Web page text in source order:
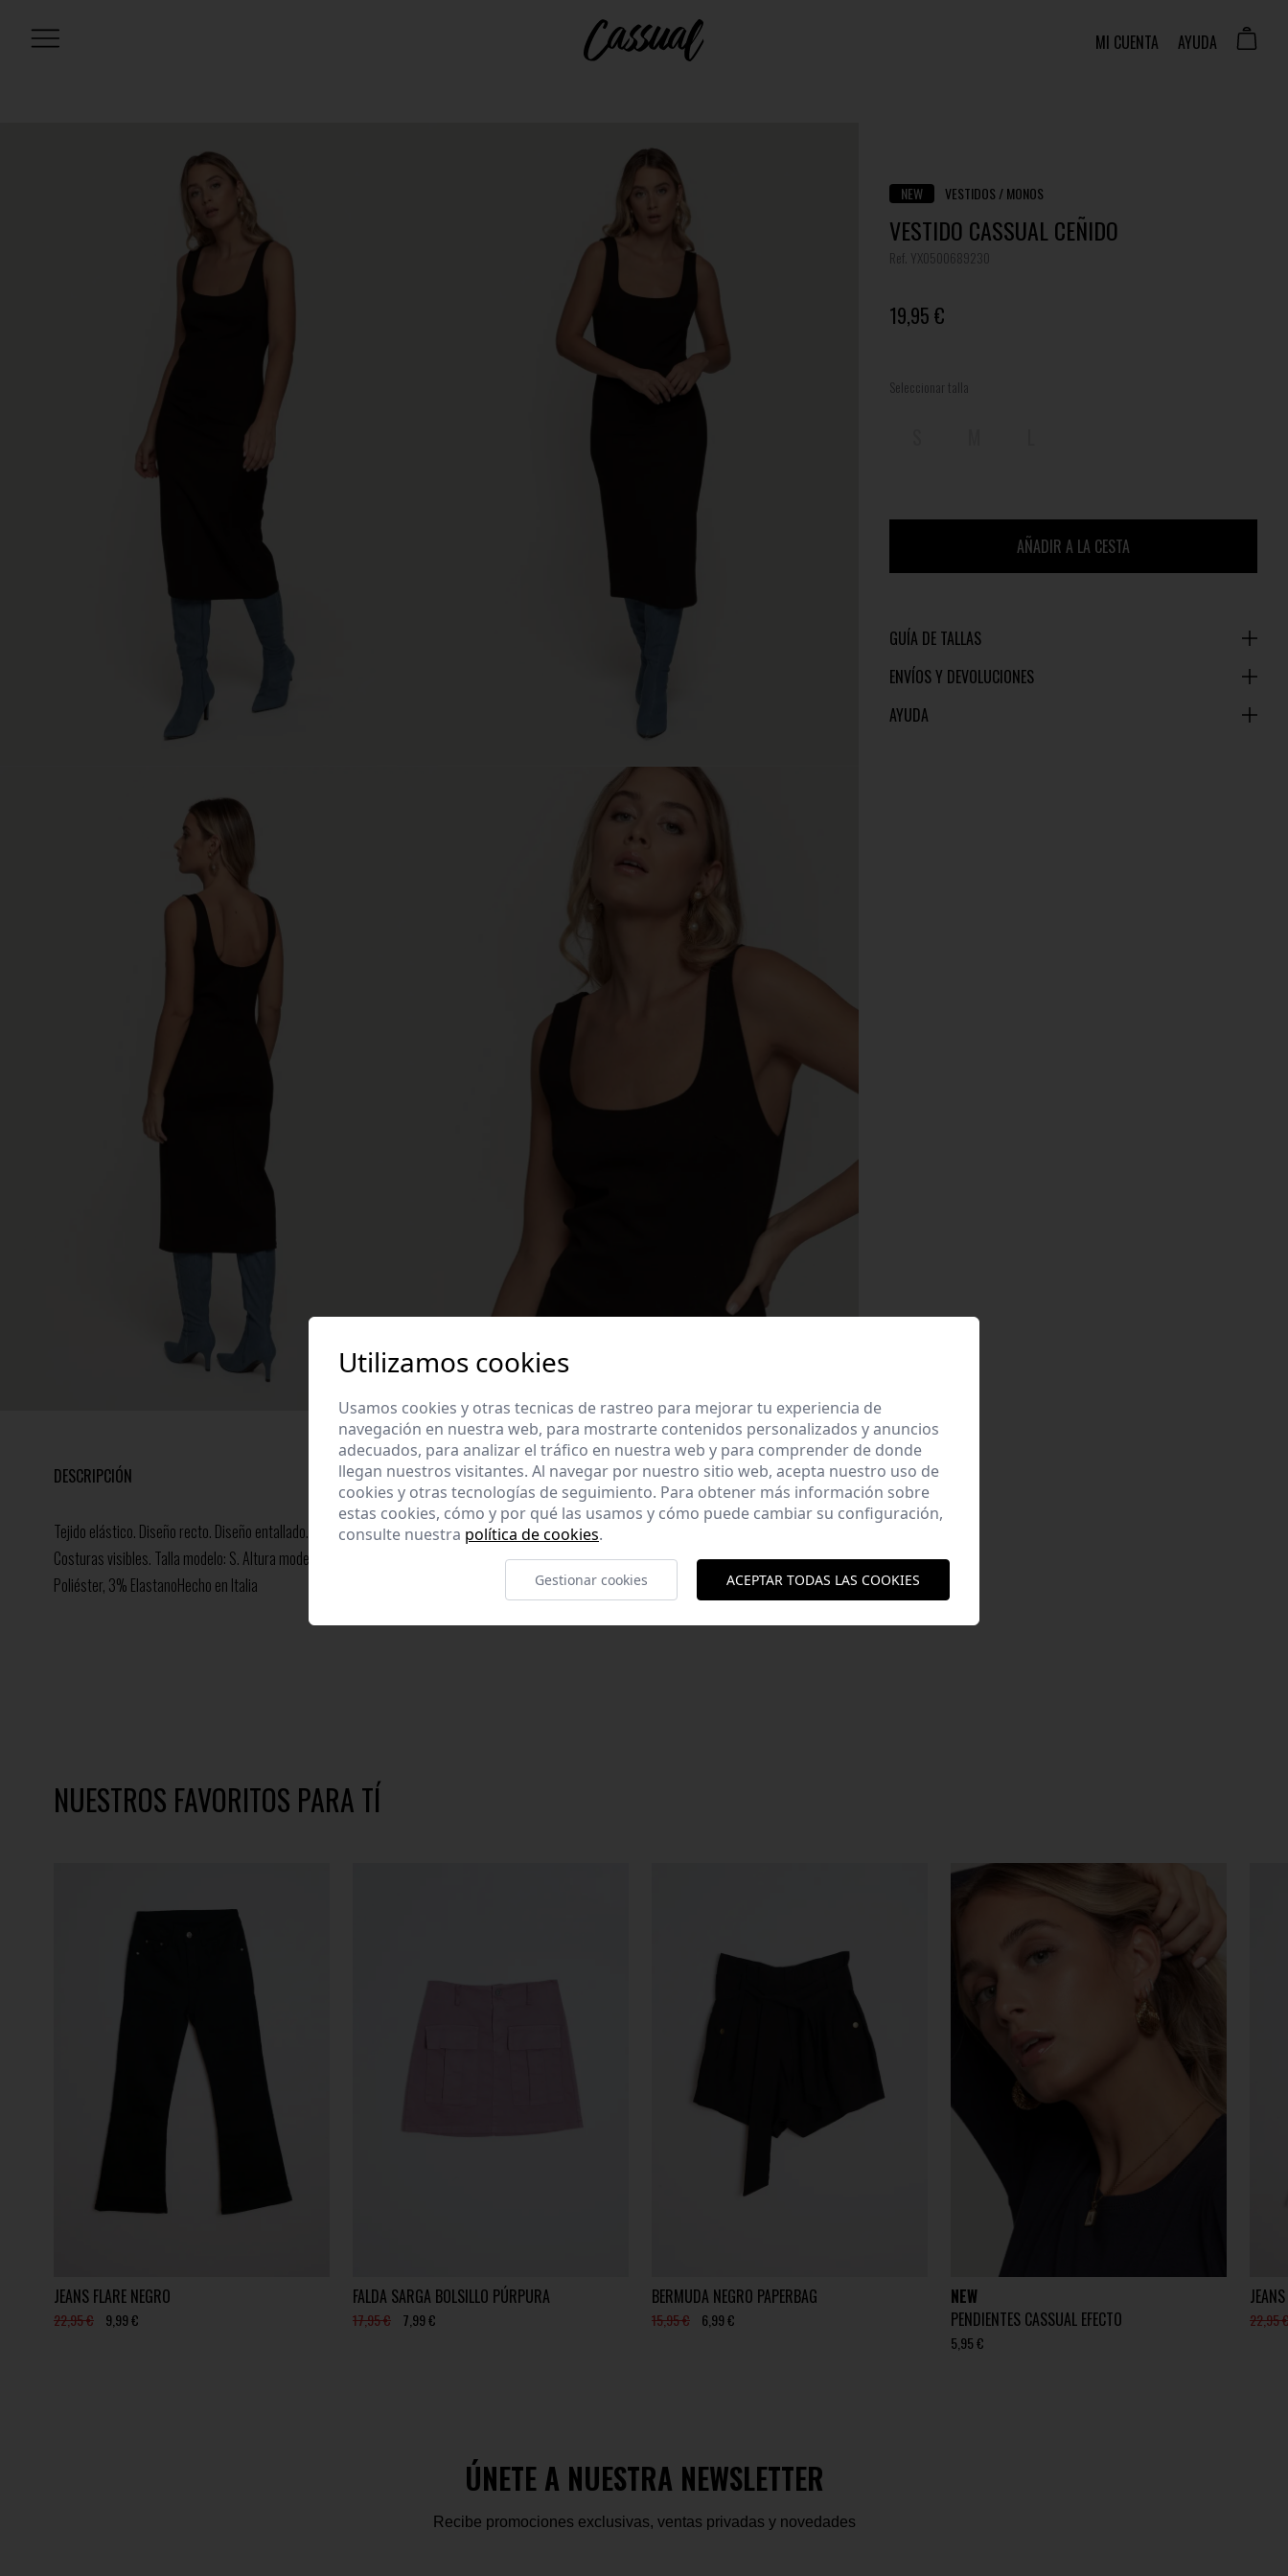
MI CUENTA AYUDA
NEW VESTIDOS / MONOS
VESTIDO CASSUAL CEÑIDO
Ref. YX0500689230
19,95 €
Seleccionar talla
AÑADIR A LA CESTA
GUÍA DE TALLAS
ENVÍOS Y DEVOLUCIONES
AYUDA
DESCRIPCIÓN
Tejido elástico. Diseño recto. Diseño entallado. Diseño mido. Cuello en U. Tirantes anchos.
Costuras visibles. Talla modelo: S. Altura modelo 1,66 m.Composición: 72%Viscosa, 25%
Poliéster, 3% ElastanoHecho en Italia
NUESTROS FAVORITOS PARA TÍ
JEANS FLARE NEGRO
22,95 € 9,99 €
FALDA SARGA BOLSILLO PÚRPURA
17,95 € 7,99 €
BERMUDA NEGRO PAPERBAG
15,95 € 6,99 €
NEW
PENDIENTES CASSUAL EFECTO
5,95 €
22,95
ÚNETE A NUESTRA NEWSLETTER
Recibe promociones exclusivas, ventas privadas y novedades
Utilizamos cookies
Usamos cookies y otras tecnicas de rastreo para mejorar tu experiencia de
navegación en nuestra web, para mostrarte contenidos personalizados y anuncios
adecuados, para analizar el tráfico en nuestra web y para comprender de donde
llegan nuestros visitantes. Al navegar por nuestro sitio web, acepta nuestro uso de
cookies y otras tecnologías de seguimiento. Para obtener más información sobre
estas cookies, cómo y por qué las usamos y cómo puede cambiar su configuración,
consulte nuestra política de cookies.
Gestionar cookies ACEPTAR TODAS LAS COOKIES